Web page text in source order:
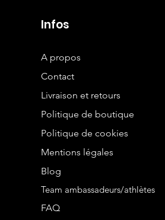
Infos
A propos
Contact
Livraison et retours
Politique de boutique
Politique de cookies
Mentions légales
Blog
Team ambassadeurs/athlètes
FAQ